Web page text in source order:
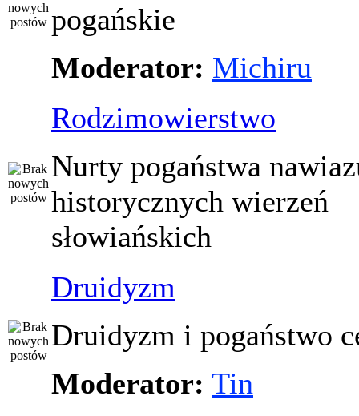
pogańskie
Moderator: Michiru
Rodzimowierstwo
Nurty pogaństwa
historycznych wierzeń
słowiańskich
Druidyzm
Druidyzm i pogaństwo
Moderator: Tin